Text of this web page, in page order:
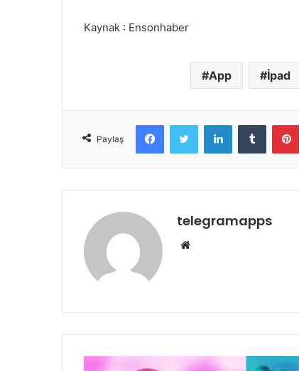
Kaynak : Ensonhaber
App İpad
Paylaş
FacebookTwitter LinkedInTumblr
telegramapps
Web